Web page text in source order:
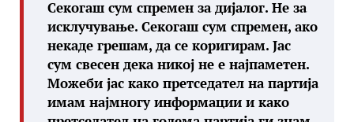
Секогаш сум спремен за дијалог. Не за
исклучување. Секогаш сум спремен, ако
некаде грешам, да се коригирам. Јас
сум свесен дека никој не е најпаметен.
Можеби јас како претседател на партија
имам најмногу информации и како